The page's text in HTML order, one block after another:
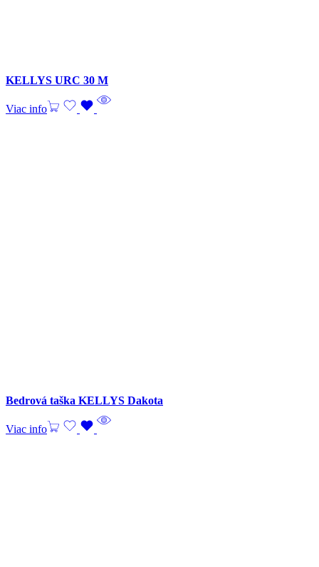
KELLYS URC 30 M
Viac info
Bedrová taška KELLYS Dakota
Viac info